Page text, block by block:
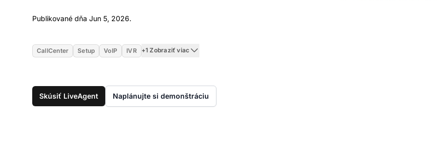
Publikované dňa Jun 5, 2026.
CallCenter Setup VoIP IVR +1 Zobraziť viac
Skúsiť LiveAgent Naplánujte si demonštráciu